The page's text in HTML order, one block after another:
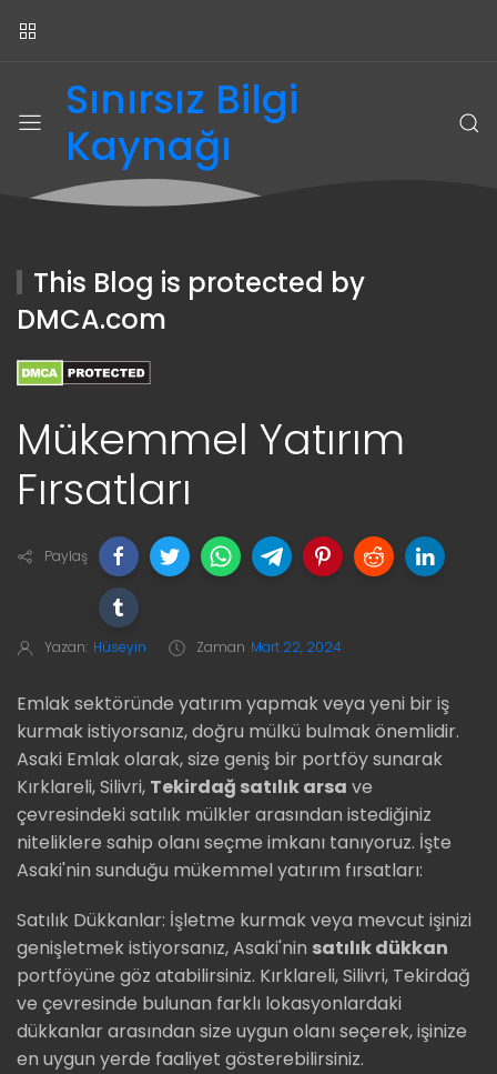
Sınırsız Bilgi
Kaynağı
This Blog is protected by
DMCA.com
Mükemmel Yatırım
Fırsatları
Paylaş
Yazan: Hüseyin Zaman Mart 22, 2024
Emlak sektöründe yatırım yapmak veya yeni bir iş
kurmak istiyorsanız, doğru mülkü bulmak önemlidir.
Asaki Emlak olarak, size geniş bir portföy sunarak
Kırklareli, Silivri, Tekirdağ satılık arsa ve
çevresindeki satılık mülkler arasından istediğiniz
niteliklere sahip olanı seçme imkanı tanıyoruz. İşte
Asaki'nin sunduğu mükemmel yatırım fırsatları:
Satılık Dükkanlar: İşletme kurmak veya mevcut işinizi
genişletmek istiyorsanız, Asaki'nin satılık dükkan
portföyüne göz atabilirsiniz. Kırklareli, Silivri, Tekirdağ
ve çevresinde bulunan farklı lokasyonlardaki
dükkanlar arasından size uygun olanı seçerek, işinize
en uygun yerde faaliyet gösterebilirsiniz.